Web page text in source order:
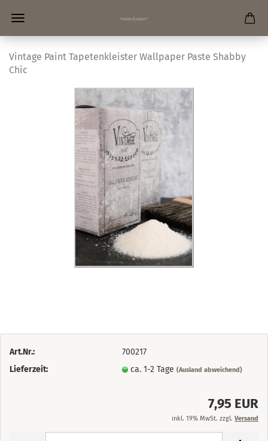
Vintage Paint Tapetenkleister Wallpaper Paste Shabby
Chic
Art.Nr.:
700217
Lieferzeit:
ca. 1-2 Tage(Ausland abweichend)
7,95 EUR
inkl. 19% MwSt. zzgl. Versand